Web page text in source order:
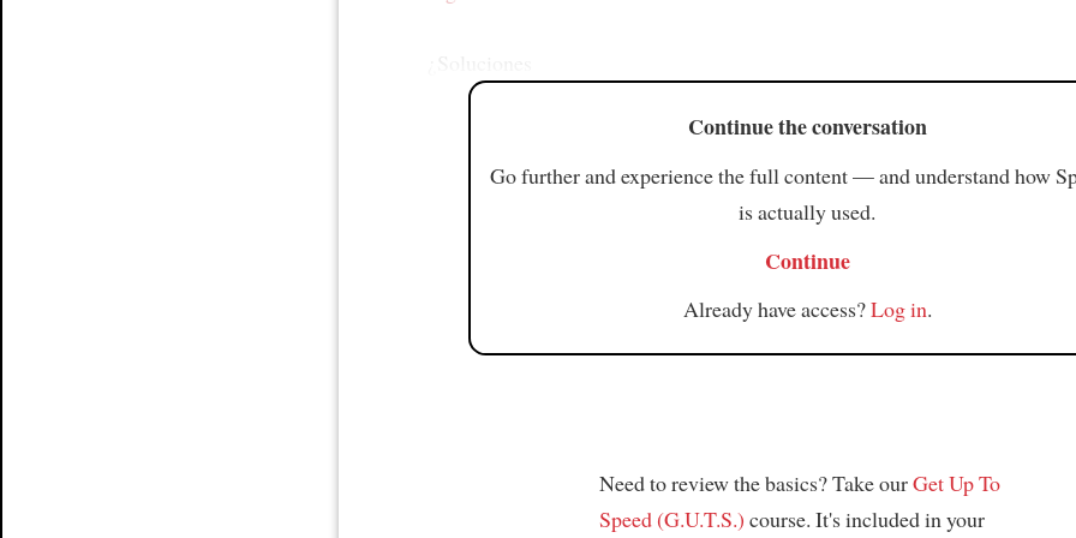
Continue the conversation
Go further and experience the full content — and understand how
is actually used.
Continue
Already have access?Log in.
Need to review the basics? Take ourGet Up To
Speed (G.U.T.S.) course. It's included in your